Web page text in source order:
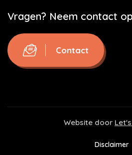
Vragen? Neem contact
Contact
Website door
Disclaimer